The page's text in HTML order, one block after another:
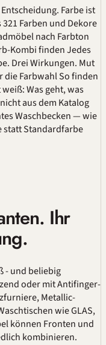
Farbe ist
321 Farben und Dekore
nach Farbton
Kombi findenJedes
Drei Wirkungen. Mut
die FarbwahlSo finden
Was geht, was
aus dem Katalog
Waschbecken — wie
statt Standardfarbe
Ihr
- und beliebig
oder mit Antifinger-
Metallic-
wie GLAS,
können Fronten und
kombinieren.